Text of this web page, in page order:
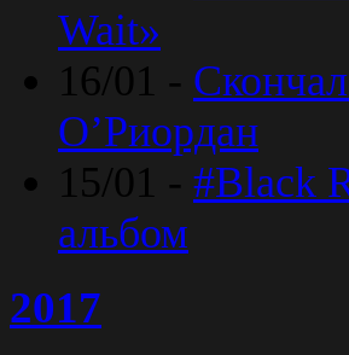
Wait»
16/01 -
O’Риордан
15/01 - #Black
альбом
2017